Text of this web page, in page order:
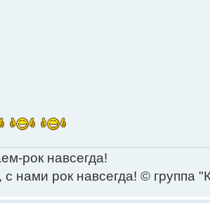
рок навсегда!
с нами рок навсегда! © группа